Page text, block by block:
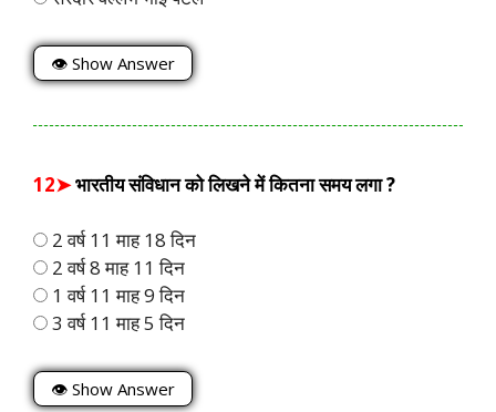
👁 Show Answer
12➤भारतीय संविधान को लिखने में कितना समय लगा ?
2 वर्ष 11 माह 18 दिन
2 वर्ष 8 माह 11 दिन
1 वर्ष 11 माह 9 दिन
3 वर्ष 11 माह 5 दिन
👁 Show Answer